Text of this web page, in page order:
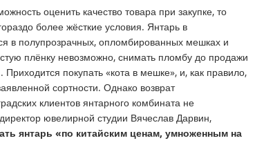
оценить качество товара при закупке, то
более жёсткие условия. Янтарь в
в полупрозрачных, опломбированных мешках и
плёнку невозможно, снимать пломбу до продажи
Приходится покупать «кота в мешке», и, как правило,
сортности. Однако возврат
клиентов янтарного комбината не
ювелирной студии Вячеслав Дарвин,
янтарь «по китайским ценам, умноженным на